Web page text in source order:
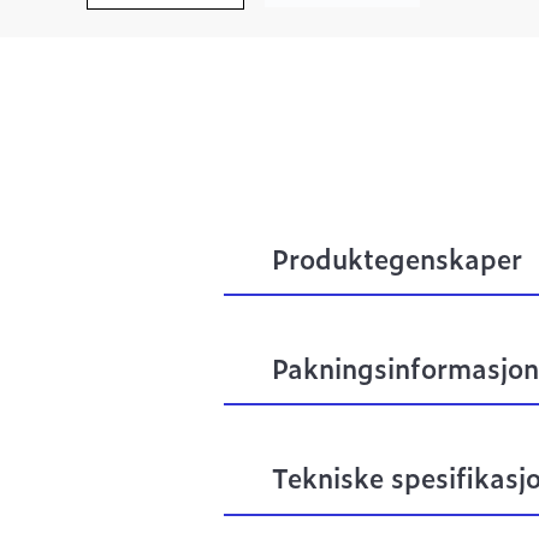
Produktegenskaper
Pakningsinformasjon
Tekniske